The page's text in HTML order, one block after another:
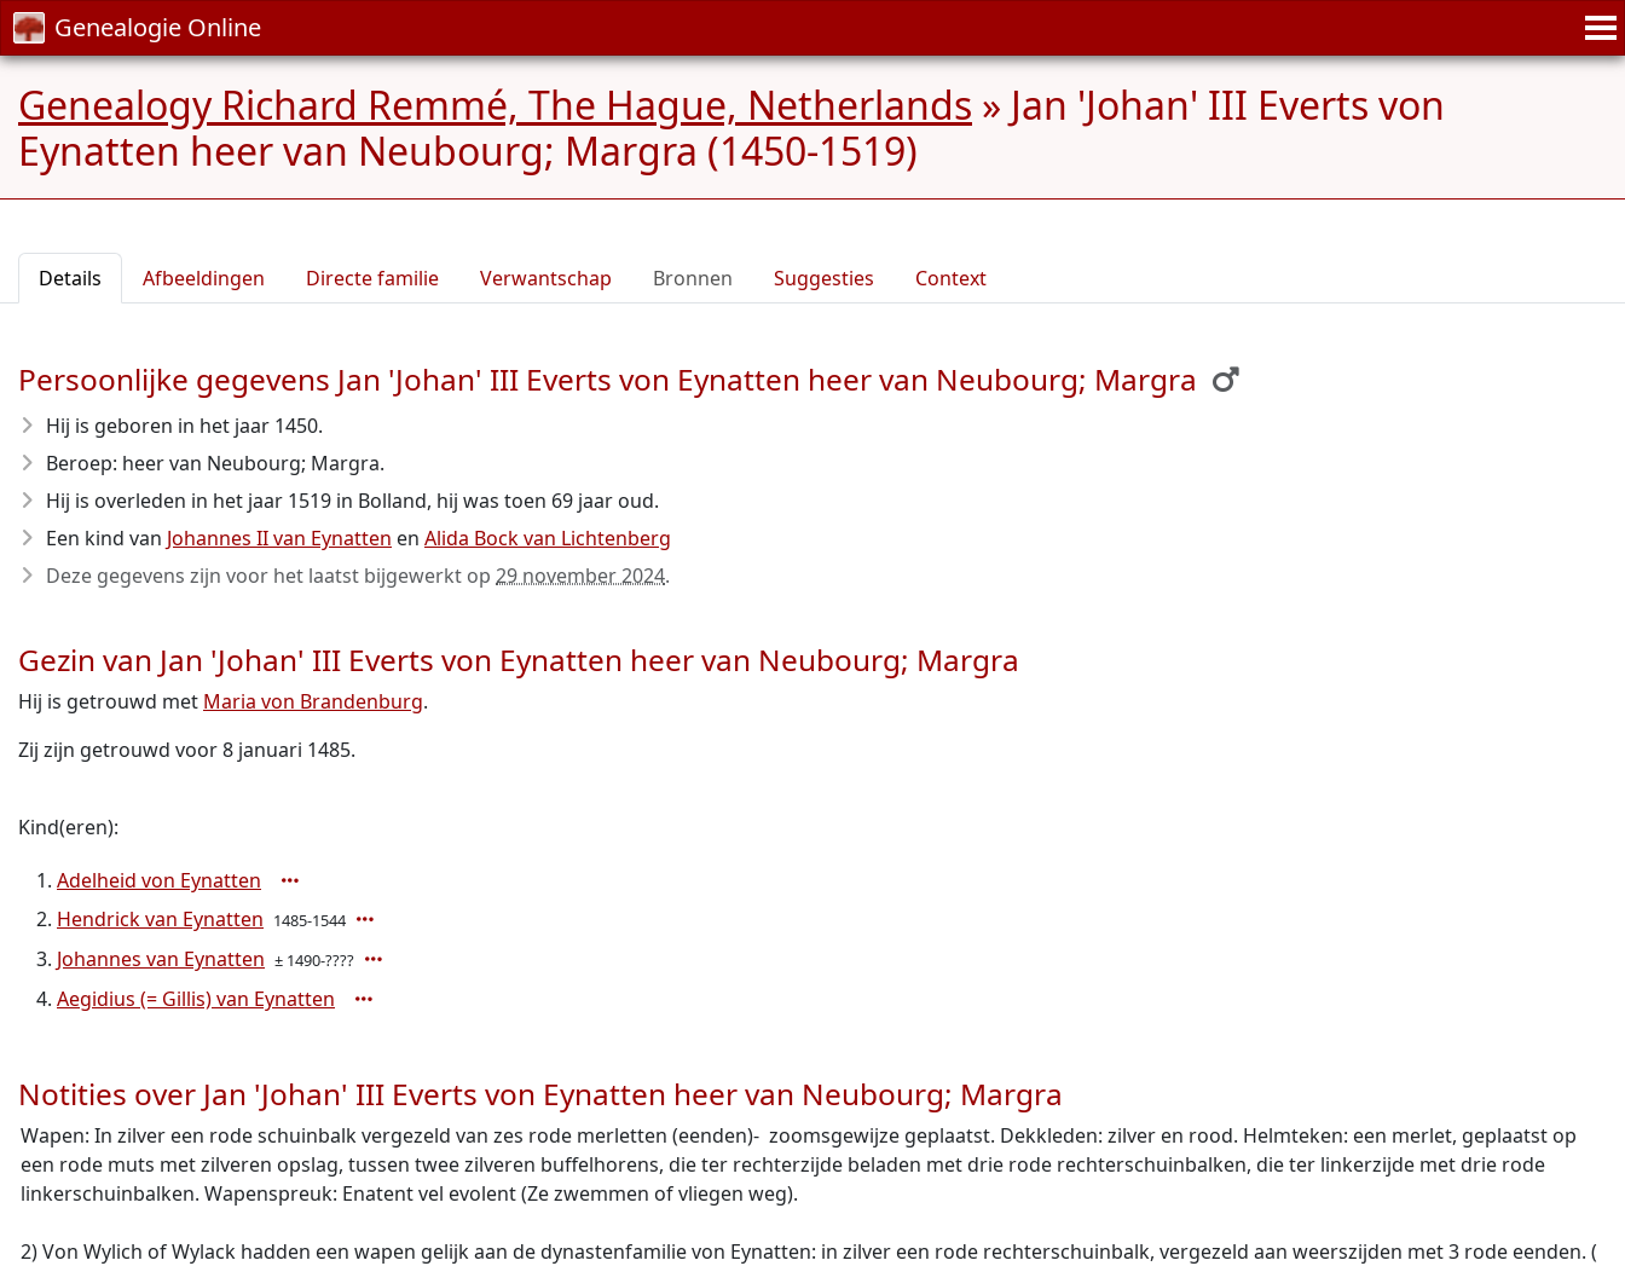
Genealogie Online
Genealogy Richard Remmé, The Hague, Netherlands » Jan 'Johan' III Everts von
Eynatten heer van Neubourg; Margra (1450-1519)
Details Afbeeldingen Directe familie Verwantschap Bronnen Suggesties Context
Persoonlijke gegevens Jan 'Johan' III Everts von Eynatten heer van Neubourg; Margra
Hij is geboren in het jaar 1450.
Beroep: heer van Neubourg; Margra.
Hij is overleden in het jaar 1519 in Bolland, hij was toen 69 jaar oud.
Een kind van Johannes II van Eynatten en Alida Bock van Lichtenberg
Deze gegevens zijn voor het laatst bijgewerkt op 29 november 2024.
Gezin van Jan 'Johan' III Everts von Eynatten heer van Neubourg; Margra
Hij is getrouwd met Maria von Brandenburg.
Zij zijn getrouwd voor 8 januari 1485.
Kind(eren):
Adelheid von Eynatten
Hendrick van Eynatten 1485-1544
Johannes van Eynatten ± 1490-????
Aegidius (= Gillis) van Eynatten
Notities over Jan 'Johan' III Everts von Eynatten heer van Neubourg; Margra
Wapen: In zilver een rode schuinbalk vergezeld van zes rode merletten (eenden)- zoomsgewijze geplaatst. Dekkleden: zilver en rood. Helmteken: een merlet, geplaatst op
een rode muts met zilveren opslag, tussen twee zilveren buffelhorens, die ter rechterzijde beladen met drie rode rechterschuinbalken, die ter linkerzijde met drie rode
linkerschuinbalken. Wapenspreuk: Enatent vel evolent (Ze zwemmen of vliegen weg).
2) Von Wylich of Wylack hadden een wapen gelijk aan de dynastenfamilie von Eynatten: in zilver een rode rechterschuinbalk, vergezeld aan weerszijden met 3 rode eenden. (